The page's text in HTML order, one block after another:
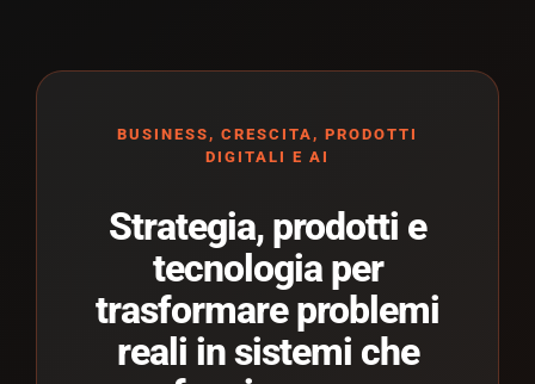
BUSINESS, CRESCITA, PRODOTTI
DIGITALI E AI
Strategia, prodotti e
tecnologia per
trasformare problemi
reali in sistemi che